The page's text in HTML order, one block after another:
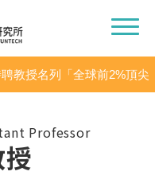
教授名列「全球前2%頂尖
」之「學術生涯科學影響
Professor